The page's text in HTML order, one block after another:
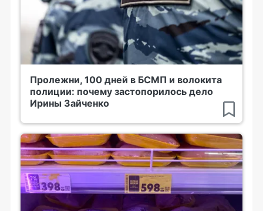
Пролежни, 100 дней в БСМП и волокита
полиции: почему застопорилось дело
Ирины Зайченко